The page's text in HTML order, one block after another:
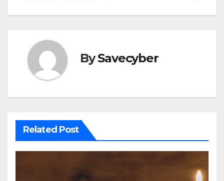
BySavecyber
Related Post